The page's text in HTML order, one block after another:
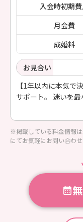
入会時初期
月会費
成婚料
お見合い
【1年以内に本気で
サポート。 迷いを
在籍5名までの限定
※掲載している料金情報
にてお気軽にお問い合わせ